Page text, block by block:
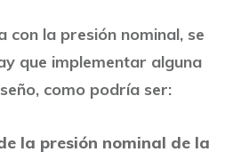
con la presión nominal, se
que implementar alguna
como podría ser:
la presión nominal de la